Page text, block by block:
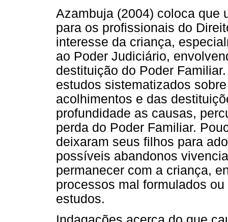
Azambuja (2004) coloca que
para os profissionais do
interesse da criança,
ao Poder Judiciário,
destituição do Poder
estudos sistematizados
acolhimentos e das
profundidade as causas,
perda do Poder Familiar.
deixaram seus filhos para
possíveis abandonos
permanecer com a criança,
processos mal formulados
estudos.